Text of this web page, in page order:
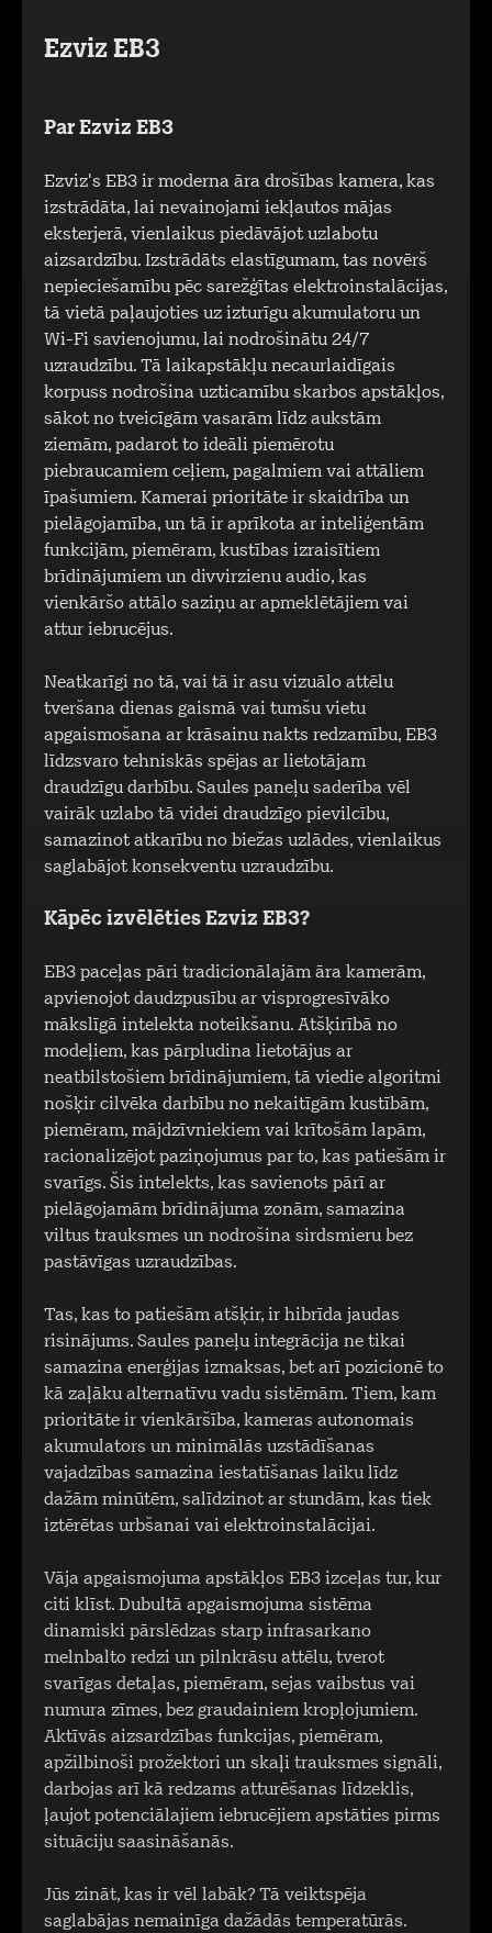
Ezviz EB3
Par Ezviz EB3
Ezviz's EB3 ir moderna āra drošības kamera, kas
izstrādāta, lai nevainojami iekļautos mājas
eksterjerā, vienlaikus piedāvājot uzlabotu
aizsardzību. Izstrādāts elastīgumam, tas novērš
nepieciešamību pēc sarežģītas elektroinstalācijas,
tā vietā paļaujoties uz izturīgu akumulatoru un
Wi-Fi savienojumu, lai nodrošinātu 24/7
uzraudzību. Tā laikapstākļu necaurlaidīgais
korpuss nodrošina uzticamību skarbos apstākļos,
sākot no tveicīgām vasarām līdz aukstām
ziemām, padarot to ideāli piemērotu
piebraucamiem ceļiem, pagalmiem vai attāliem
īpašumiem. Kamerai prioritāte ir skaidrība un
pielāgojamība, un tā ir aprīkota ar inteliģentām
funkcijām, piemēram, kustības izraisītiem
brīdinājumiem un divvirzienu audio, kas
vienkāršo attālo saziņu ar apmeklētājiem vai
attur iebrucējus.
Neatkarīgi no tā, vai tā ir asu vizuālo attēlu
tveršana dienas gaismā vai tumšu vietu
apgaismošana ar krāsainu nakts redzamību, EB3
līdzsvaro tehniskās spējas ar lietotājam
draudzīgu darbību. Saules paneļu saderība vēl
vairāk uzlabo tā videi draudzīgo pievilcību,
samazinot atkarību no biežas uzlādes, vienlaikus
saglabājot konsekventu uzraudzību.
Kāpēc izvēlēties Ezviz EB3?
EB3 paceļas pāri tradicionālajām āra kamerām,
apvienojot daudzpusību ar visprogresīvāko
mākslīgā intelekta noteikšanu. Atšķirībā no
modeļiem, kas pārpludina lietotājus ar
neatbilstošiem brīdinājumiem, tā viedie algoritmi
nošķir cilvēka darbību no nekaitīgām kustībām,
piemēram, mājdzīvniekiem vai krītošām lapām,
racionalizējot paziņojumus par to, kas patiešām ir
svarīgs. Šis intelekts, kas savienots pārī ar
pielāgojamām brīdinājuma zonām, samazina
viltus trauksmes un nodrošina sirdsmieru bez
pastāvīgas uzraudzības.
Tas, kas to patiešām atšķir, ir hibrīda jaudas
risinājums. Saules paneļu integrācija ne tikai
samazina enerģijas izmaksas, bet arī pozicionē to
kā zaļāku alternatīvu vadu sistēmām. Tiem, kam
prioritāte ir vienkāršība, kameras autonomais
akumulators un minimālās uzstādīšanas
vajadzības samazina iestatīšanas laiku līdz
dažām minūtēm, salīdzinot ar stundām, kas tiek
iztērētas urbšanai vai elektroinstalācijai.
Vāja apgaismojuma apstākļos EB3 izceļas tur, kur
citi klīst. Dubultā apgaismojuma sistēma
dinamiski pārslēdzas starp infrasarkano
melnbalto redzi un pilnkrāsu attēlu, tverot
svarīgas detaļas, piemēram, sejas vaibstus vai
numura zīmes, bez graudainiem kropļojumiem.
Aktīvās aizsardzības funkcijas, piemēram,
apžilbinoši prožektori un skaļi trauksmes signāli,
darbojas arī kā redzams atturēšanas līdzeklis,
ļaujot potenciālajiem iebrucējiem apstāties pirms
situāciju saasināšanās.
Jūs zināt, kas ir vēl labāk? Tā veiktspēja
saglabājas nemainīga dažādās temperatūrās.